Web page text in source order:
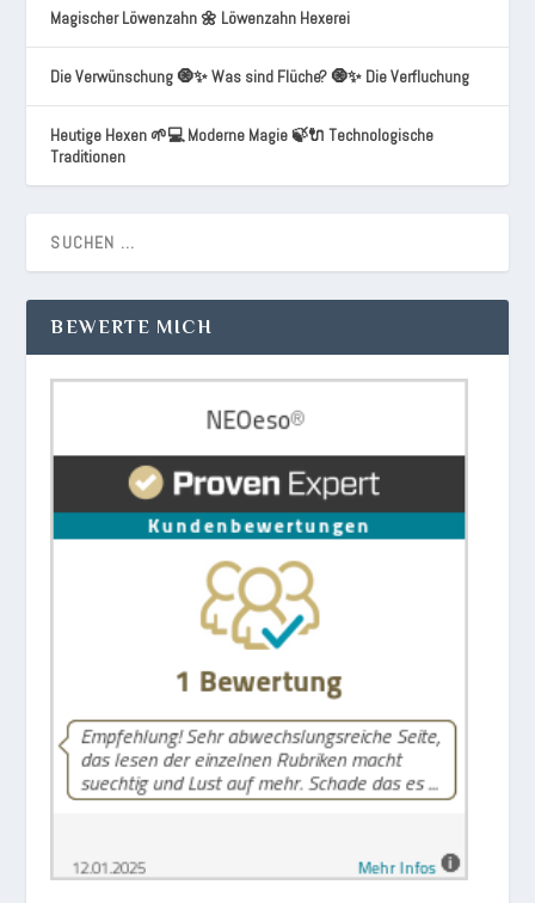
Magischer Löwenzahn 🌼 Löwenzahn Hexerei
Die Verwünschung 🧿✨ Was sind Flüche? 🧿✨ Die Verfluchung
Heutige Hexen 🌱💻 Moderne Magie 🍃🔌 Technologische
Traditionen
BEWERTE MICH